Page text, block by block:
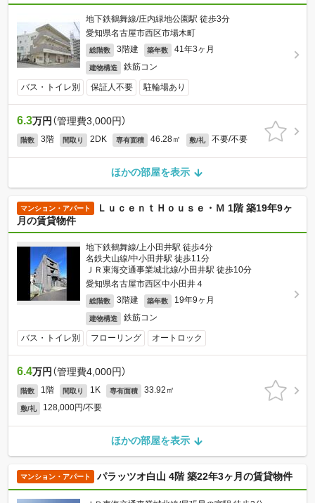
地下鉄鶴舞線/庄内緑地公園駅 徒歩3分
愛知県名古屋市西区市場木町
総階数 3階建 築年数 41年3ヶ月
建物構造 鉄筋コン
バス・トイレ別 保証人不要 駐輪場あり
6.3万円 （管理費3,000円）
階数 3階 間取り 2DK 専有面積 46.28㎡ 敷/礼 不要/不要
ほかの部屋を表示
マンション・アパート
ＬｕｃｅｎｔＨｏｕｓｅ・Ｍ 1階 築19年9ヶ
月の賃貸物件
地下鉄鶴舞線/上小田井駅 徒歩4分
名鉄犬山線/中小田井駅 徒歩11分
ＪＲ東海交通事業城北線/小田井駅 徒歩10分
愛知県名古屋市西区中小田井４
総階数 3階建 築年数 19年9ヶ月
建物構造 鉄筋コン
バス・トイレ別 フローリング オートロック
6.4万円 （管理費4,000円）
階数 1階 間取り 1K 専有面積 33.92㎡
敷/礼 128,000円/不要
ほかの部屋を表示
マンション・アパート パラッツオ白山 4階 築22年3ヶ月の賃貸物件